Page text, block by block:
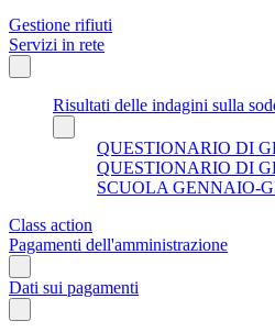
Gestione rifiuti
Servizi in rete
Risultati delle indagini sulla
QUESTIONARIO DI
QUESTIONARIO DI
SCUOLA GENNAIO-
Class action
Pagamenti dell'amministrazione
Dati sui pagamenti